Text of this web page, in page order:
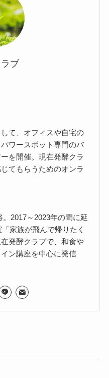
ブ
て、オフィスや自宅の
ワースポット専門のバ
を開催。現在発酵クラ
てもらうためのオンラ
2017～2023年の間に延
家族が飛んで帰りたく
発酵クラブで、和食や
ン講座を中心に発信